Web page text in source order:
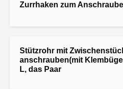
Zurrhaken zum
Stützrohr mit
anschrauben(mit
L, das Paar